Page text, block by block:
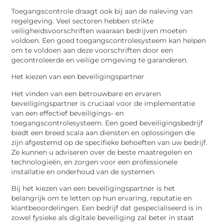
Toegangscontrole draagt ook bij aan de naleving van
regelgeving. Veel sectoren hebben strikte
veiligheidsvoorschriften waaraan bedrijven moeten
voldoen. Een goed toegangscontrolesysteem kan helpen
om te voldoen aan deze voorschriften door een
gecontroleerde en veilige omgeving te garanderen.
Het kiezen van een beveiligingspartner
Het vinden van een betrouwbare en ervaren
beveiligingspartner is cruciaal voor de implementatie
van een effectief beveiligings- en
toegangscontrolesysteem. Een goed beveiligingsbedrijf
biedt een breed scala aan diensten en oplossingen die
zijn afgestemd op de specifieke behoeften van uw bedrijf.
Ze kunnen u adviseren over de beste maatregelen en
technologieën, en zorgen voor een professionele
installatie en onderhoud van de systemen.
Bij het kiezen van een beveiligingspartner is het
belangrijk om te letten op hun ervaring, reputatie en
klantbeoordelingen. Een bedrijf dat gespecialiseerd is in
zowel fysieke als digitale beveiliging zal beter in staat